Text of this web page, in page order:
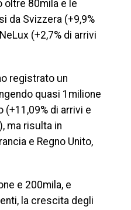
oltre 80mila e le
da Svizzera (+9,9%
(+2,7% di arrivi
registrato un
quasi 1milione
(+11,09% di arrivi e
ma risulta in
e Regno Unito,
e 200mila, e
la crescita degli